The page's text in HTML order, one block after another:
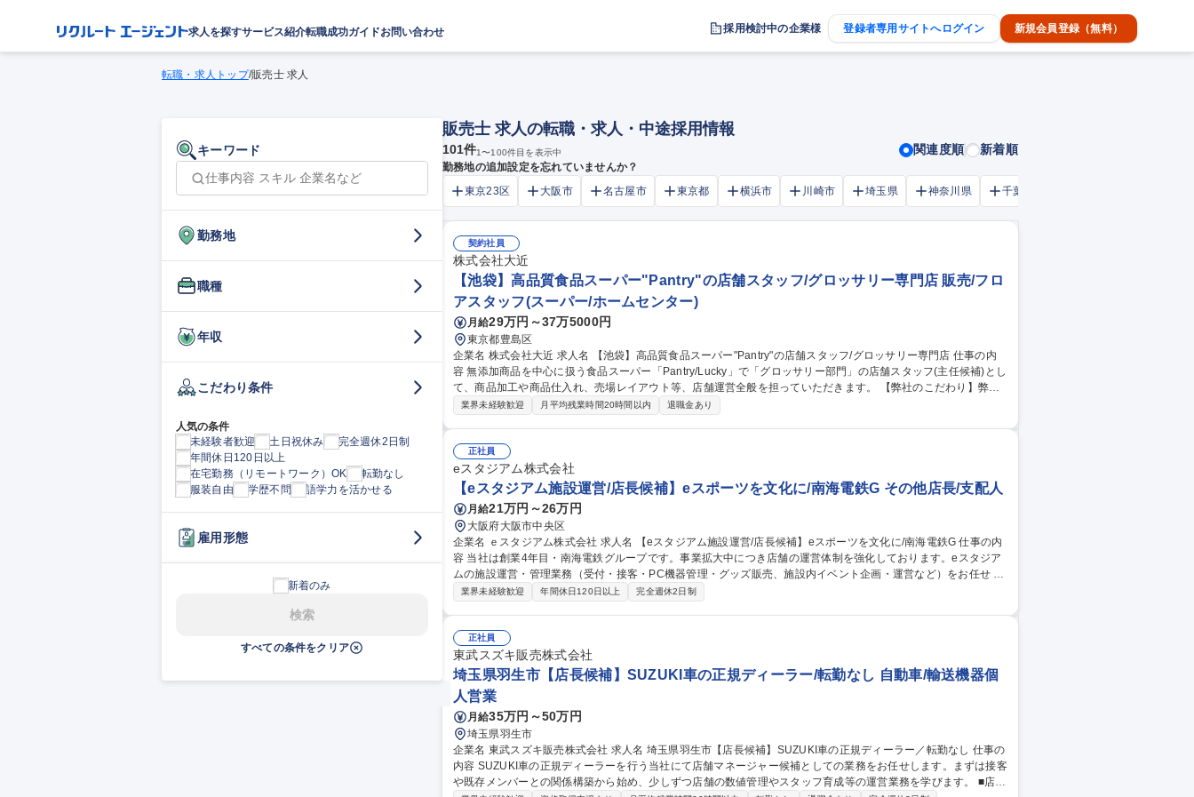
求人を探すサービス紹介転職成功ガイドお問い合わせ 採用検討中の企業様 登録者専用サイトへログイン 新規会員登録（無料）
転職・求人トップ/販売士 求人
キーワード
勤務地
職種
年収
こだわり条件
人気の条件
未経験者歓迎
土日祝休み
完全週休2日制
年間休日120日以上
在宅勤務（リモートワーク）OK
転勤なし
服装自由
学歴不問 語学力を活かせる
雇用形態
新着のみ
検索
すべての条件をクリア
販売士 求人の転職・求人・中途採用情報
101件1〜100件目を表示中 関連度順 新着順
勤務地の追加設定を忘れていませんか？
東京23区
大阪市 名古屋市 東京都 横浜市 川崎市 埼玉県 神奈川県 千葉市
契約社員
株式会社大近
【池袋】高品質食品スーパー"Pantry"の店舗スタッフ/グロッサリー専門店 販売/フロ
アスタッフ(スーパー/ホームセンター)
月給29万円～37万5000円
東京都豊島区
企業名 株式会社大近 求人名 【池袋】高品質食品スーパー"Pantry"の店舗スタッフ/グロッサリー専門店 仕事の内
容 無添加商品を中心に扱う食品スーパー「Pantry/Lucky」で「グロッサリー部門」の店舗スタッフ(主任候補)とし
て、商品加工や商品仕入れ、売場レイアウト等、店舗運営全般を担っていただきます。 【弊社のこだわり】弊社
のPB（プライべートブランド）は、約300品目あります。また、バイヤーが仕入れてきた安心安全かつ珍しい商
業界未経験歓迎 月平均残業時間20時間以内 退職金あり
正社員
eスタジアム株式会社
【eスタジアム施設運営/店長候補】eスポーツを文化に/南海電鉄G その他店長/支配人
月給21万円～26万円
大阪府大阪市中央区
企業名 ｅスタジアム株式会社 求人名 【eスタジアム施設運営/店長候補】eスポーツを文化に/南海電鉄G 仕事の内
容 当社は創業4年目・南海電鉄グループです。事業拡大中につき店舗の運営体制を強化しております。eスタジア
ムの施設運営・管理業務（受付・接客・PC機器管理・グッズ販売、施設内イベント企画・運営など）をお任せ し
ます。市場規模も急激に拡大している「eスポーツ」。当社では3年で会員数を10倍に伸ばすことを目標にしてお
集職種 【eスタジアム施設運営/店長候補】eスポーツを文化に/南海電鉄G
業界未経験歓迎 年間休日120日以上 完全週休2日制
正社員
東武スズキ販売株式会社
埼玉県羽生市【店長候補】SUZUKI車の正規ディーラー/転勤なし 自動車/輸送機器個
人営業
月給35万円～50万円
埼玉県羽生市
企業名 東武スズキ販売株式会社 求人名 埼玉県羽生市【店長候補】SUZUKI車の正規ディーラー／転勤なし 仕事の
内容 SUZUKI車の正規ディーラーを行う当社にて店舗マネージャー候補としての業務をお任せします。まずは接客
や既存メンバーとの関係構築から始め、少しずつ店舗の数値管理やスタッフ育成等の運営業務を学びます。 ■店舗